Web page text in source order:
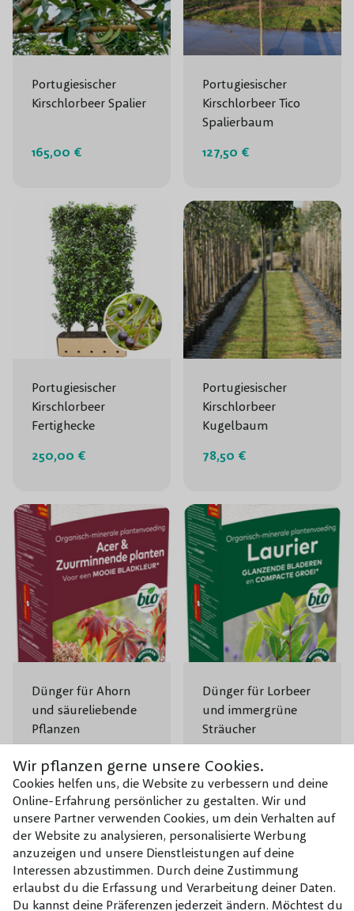
Wir pflanzen gerne unsere Cookies.
Cookies helfen uns, die Website zu verbessern und deine
Online-Erfahrung persönlicher zu gestalten. Wir und
unsere Partner verwenden Cookies, um dein Verhalten auf
der Website zu analysieren, personalisierte Werbung
anzuzeigen und unsere Dienstleistungen auf deine
Interessen abzustimmen. Durch deine Zustimmung
erlaubst du die Erfassung und Verarbeitung deiner Daten.
Du kannst deine Präferenzen jederzeit ändern. Möchtest du
Portugiesischer
Kirschlorbeer Spalier
165,00 €
Portugiesischer
Kirschlorbeer Tico
Spalierbaum
127,50 €
Portugiesischer
Kirschlorbeer
Fertighecke
250,00 €
Portugiesischer
Kirschlorbeer
Kugelbaum
78,50 €
Dünger für Ahorn
und säureliebende
Pflanzen
13,95 €
Dünger für Lorbeer
und immergrüne
Sträucher
13,95 €
Kirschlorbeer kaufen:
Der Kirschlorbeer ist eine beliebte Heckenpflanze, der oft